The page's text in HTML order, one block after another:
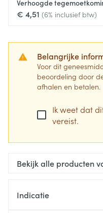
Verhoogde
€ 4,51 (6% inclusief btw)
Belangrijke
Voor dit
beoordeling door
afhalen en betalen.
Ik weet dat
vereist.
Bekijk alle producten
Indicatie